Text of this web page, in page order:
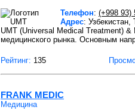
Телефон: (+998 93)
Адрес:
UMT (Universal Medical Treatment)
медицинского рынка. Основным
Рейтинг: 135
FRANK MEDIC
Медицина